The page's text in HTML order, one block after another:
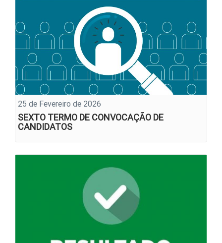
25 de Fevereiro de 2026
SEXTO TERMO DE CONVOCAÇÃO DE
CANDIDATOS